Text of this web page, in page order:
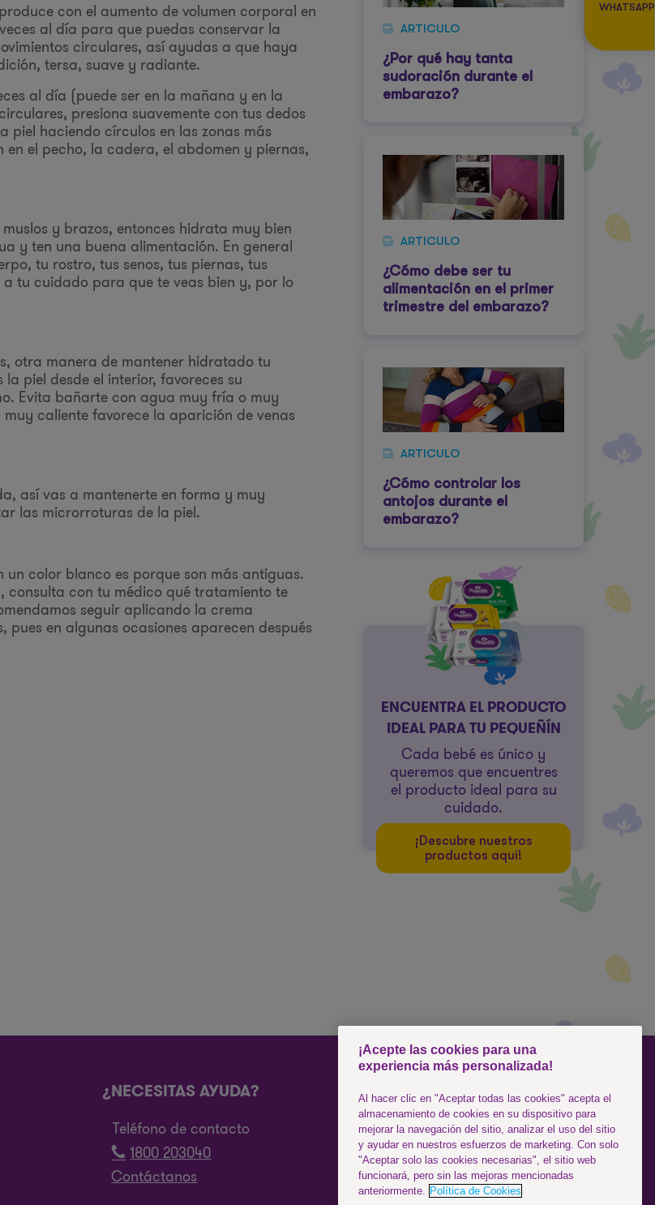
WHATSAPP
con el aumento de volumen corporal en
al día para que puedas conservar la
circulares, así ayudas a que haya
tersa, suave y radiante.
al día (puede ser en la mañana y en la
presiona suavemente con tus dedos
haciendo círculos en las zonas más
el pecho, la cadera, el abdomen y piernas,
y brazos, entonces hidrata muy bien
y ten una buena alimentación. En general
tu rostro, tus senos, tus piernas, tus
tu cuidado para que te veas bien y, por lo
otra manera de mantener hidratado tu
piel desde el interior, favoreces su
Evita bañarte con agua muy fría o muy
caliente favorece la aparición de venas
así vas a mantenerte en forma y muy
las microrroturas de la piel.
color blanco es porque son más antiguas.
consulta con tu médico qué tratamiento te
seguir aplicando la crema
en algunas ocasiones aparecen después
ARTICULO
¿Por qué hay tanta
sudoración durante el
embarazo?
ARTICULO
¿Cómo debe ser tu
alimentación en el primer
trimestre del embarazo?
ARTICULO
¿Cómo controlar los
antojos durante el
embarazo?
ENCUENTRA EL PRODUCTO
IDEAL PARA TU PEQUEÑÍN
Cada bebé es único y
queremos que encuentres
el producto ideal para su
cuidado.
¡Descubre nuestros
productos aquí!
¿NECESITAS AYUDA?
Teléfono de contacto
1800 203040
Contáctanos
SÍGUENOS
Facebook
Instagram
¡Acepte las cookies para una
experiencia más personalizada!
Al hacer clic en "Aceptar todas las cookies" acepta el
almacenamiento de cookies en su dispositivo para
mejorar la navegación del sitio, analizar el uso del sitio
y ayudar en nuestros esfuerzos de marketing. Con solo
"Aceptar solo las cookies necesarias", el sitio web
funcionará, pero sin las mejoras mencionadas
anteriormente.
Política de Cookies